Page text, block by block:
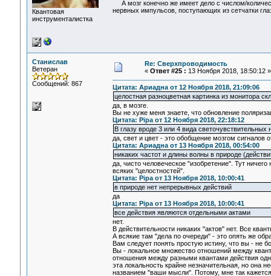
Квантовая
инструменталистка
А мозг конечно же имеет дело с числом/
нервных импульсов, поступающих из сетчатки
Станислав
Ветеран
Сообщений: 867
Re: Сверхпроводимость
« Ответ #25 : 13 Ноября 2018, 18:50:12 »
Цитата: Ариадна от 12 Ноября 2018, 21:09:06
целостная разноцветная картинка из монитора
да, в мозге.
Вы не хуже меня знаете, что обновление
Цитата: Pipa от 12 Ноября 2018, 22:18:12
В глазу вроде 3 или 4 вида
да, свет и цвет - это обобщение мозгом сигналов
Цитата: Ариадна от 13 Ноября 2018, 00:54:00
никаких частот и длины волны в природе
да, чисто человеческое "изобретение". Тут
всяких "целостностей".
Цитата: Pipa от 13 Ноября 2018, 10:00:41
в природе нет непрерывных действий
да
Цитата: Pipa от 13 Ноября 2018, 10:00:41
все действия являются отдельными актами
нет.
В действительности никаких "актов" нет. Все
А всякие там "дела по очереди" - это опять же
Вам следует понять простую истину, что вы - не
Вы - локальное множество отношений между
отношения между разными квантами действия
эта локальность крайне незначительная, но она
названием "ваши мысли". Потому, мне так